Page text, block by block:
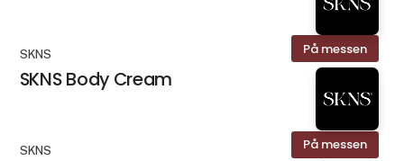
På messen
SKNS
SKNS Body Cream
På messen
SKNS